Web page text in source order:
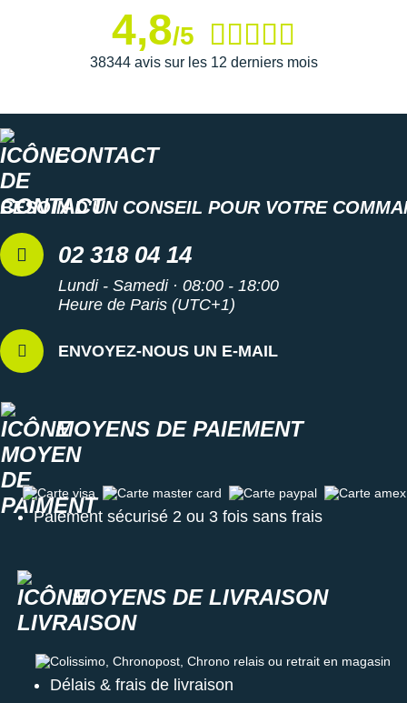
Semelle intérieure amovible : idéale pour des raisons
Poids constaté chez i-Run : 438 g en taille 42
Les autres produits
4,8/5
38344 avis sur les 12 derniers mois
CONTACT
BESOIN D'UN CONSEIL POUR VOTRE
02 318 04 14
Lundi - Samedi · 08:00 - 18:00
Heure de Paris (UTC+1)
ENVOYEZ-NOUS UN E-MAIL
MOYENS DE PAIEMENT
Carte visa Carte master card Carte paypal Carte amex
Paiement sécurisé 2 ou 3 fois sans frais
MOYENS DE LIVRAISON
Colissimo, Chronopost, Chrono relais ou retrait en magasin
Délais & frais de livraison